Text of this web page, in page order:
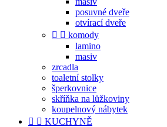
posuvné dveře
otvírací dveře
  komody
lamino
masiv
zrcadla
toaletní stolky
šperkovnice
skříňka na lůžkoviny
koupelnový nábytek
  KUCHYNĚ